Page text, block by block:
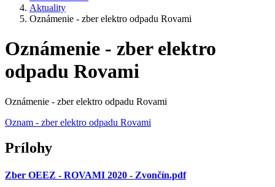
Aktuality
Oznámenie - zber elektro odpadu Rovami
Oznámenie - zber elektro
odpadu Rovami
Oznámenie - zber elektro odpadu Rovami
Oznam - zber elektro odpadu Rovami
Prílohy
Zber OEEZ - ROVAMI 2020 - Zvončín.pdf